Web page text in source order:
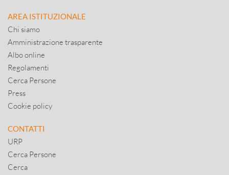
AREA ISTITUZIONALE
Chi siamo
Amministrazione trasparente
Albo online
Regolamenti
Cerca Persone
Press
Cookie policy
CONTATTI
URP
Cerca Persone
Cerca